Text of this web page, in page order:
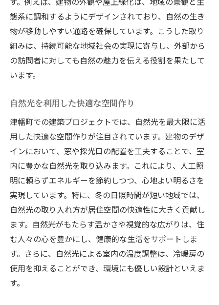
態系に調和するようにデザインされており、自然の生き
物が移動しやすい通路を確保しています。こうした取り
組みは、持続可能な地域社会の実現に寄与し、外部から
の訪問者に対しても自然の魅力を伝える役割を果たして
います。
自然光を利用した快適な空間作り
津幡町での建築プロジェクトでは、自然光を最大限に活
用した快適な空間作りが注目されています。建物のデザ
インにおいて、窓や採光口の配置を工夫することで、室
内に豊かな自然光を取り込みます。これにより、人工照
明に頼らずエネルギーを節約しつつ、心地よい明るさを
実現しています。特に、冬の日照時間が短い地域では、
自然光の取り入れ方が居住空間の快適性に大きく貢献し
ます。自然光がもたらす温かさや視覚的な広がりは、住
む人々の心を豊かにし、健康的な生活をサポートしま
す。さらに、自然光による室内の温度調整は、冷暖房の
使用を抑えることができ、環境にも優しい設計といえま
す。